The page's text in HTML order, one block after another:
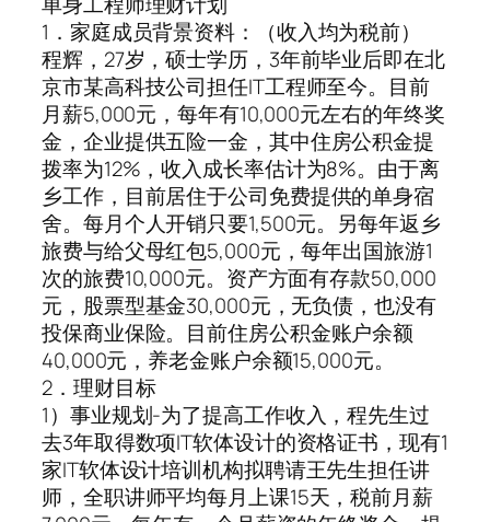
1．家庭成员背景资料：（收入均为税前）
程辉，27岁，硕士学历，3年前毕业后即在北
京市某高科技公司担任IT工程师至今。目前
月薪5,000元，每年有10,000元左右的年终奖
金，企业提供五险一金，其中住房公积金提
拨率为12%，收入成长率估计为8%。由于离
乡工作，目前居住于公司免费提供的单身宿
舍。每月个人开销只要1,500元。另每年返乡
旅费与给父母红包5,000元，每年出国旅游1
次的旅费10,000元。资产方面有存款50,000
元，股票型基金30,000元，无负债，也没有
投保商业保险。目前住房公积金账户余额
40,000元，养老金账户余额15,000元。
2．理财目标
1）事业规划-为了提高工作收入，程先生过
去3年取得数项IT软体设计的资格证书，现有1
家IT软体设计培训机构拟聘请王先生担任讲
师，全职讲师平均每月上课15天，税前月薪